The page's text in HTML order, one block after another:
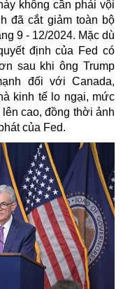
không cần phải vội
đã cắt giảm toàn bộ
9 - 12/2024. Mặc dù
định của Fed có
sau khi ông Trump
đối với Canada,
kinh tế lo ngại, mức
cao, đồng thời ảnh
của Fed.